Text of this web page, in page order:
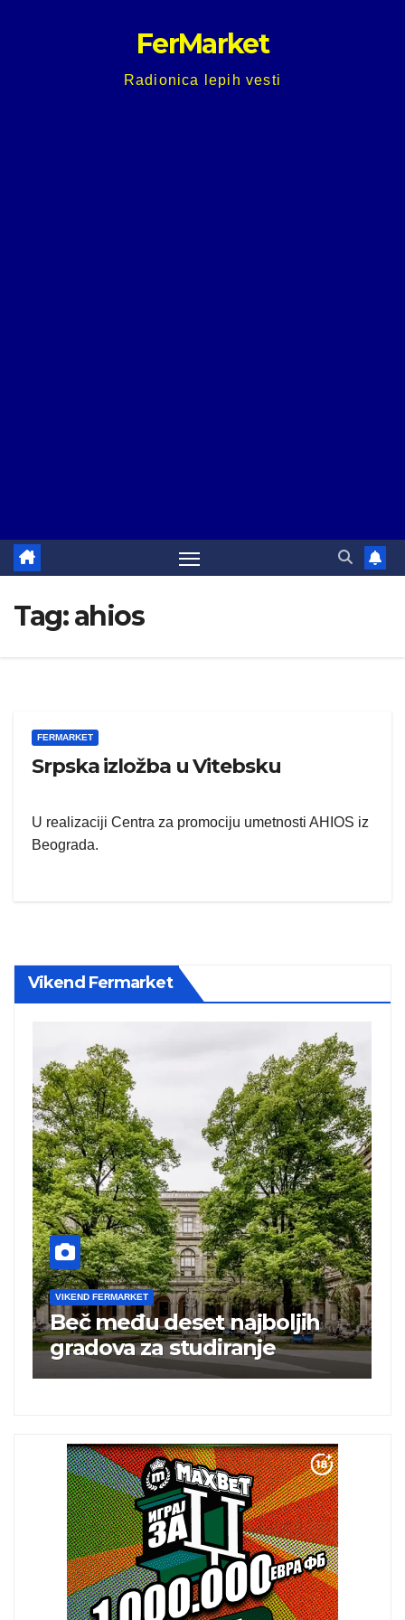
FerMarket
Radionica lepih vesti
Tag:ahios
FERMARKET
Srpska izložba u Vitebsku
U realizaciji Centra za promociju umetnosti AHIOS iz
Beograda.
Vikend Fermarket
VIKEND FERMARKET
Beč među deset najboljih
gradova za studiranje